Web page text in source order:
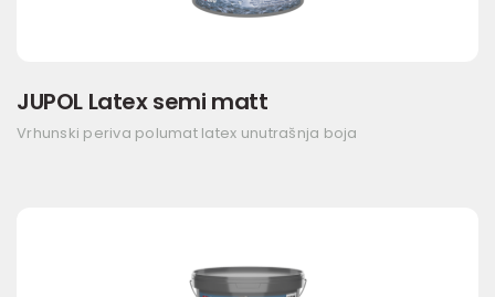
JUPOL Latex semi matt
Vrhunski periva polumat latex unutrašnja boja